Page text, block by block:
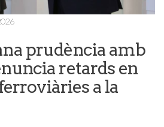
prudència amb
retards en
a la